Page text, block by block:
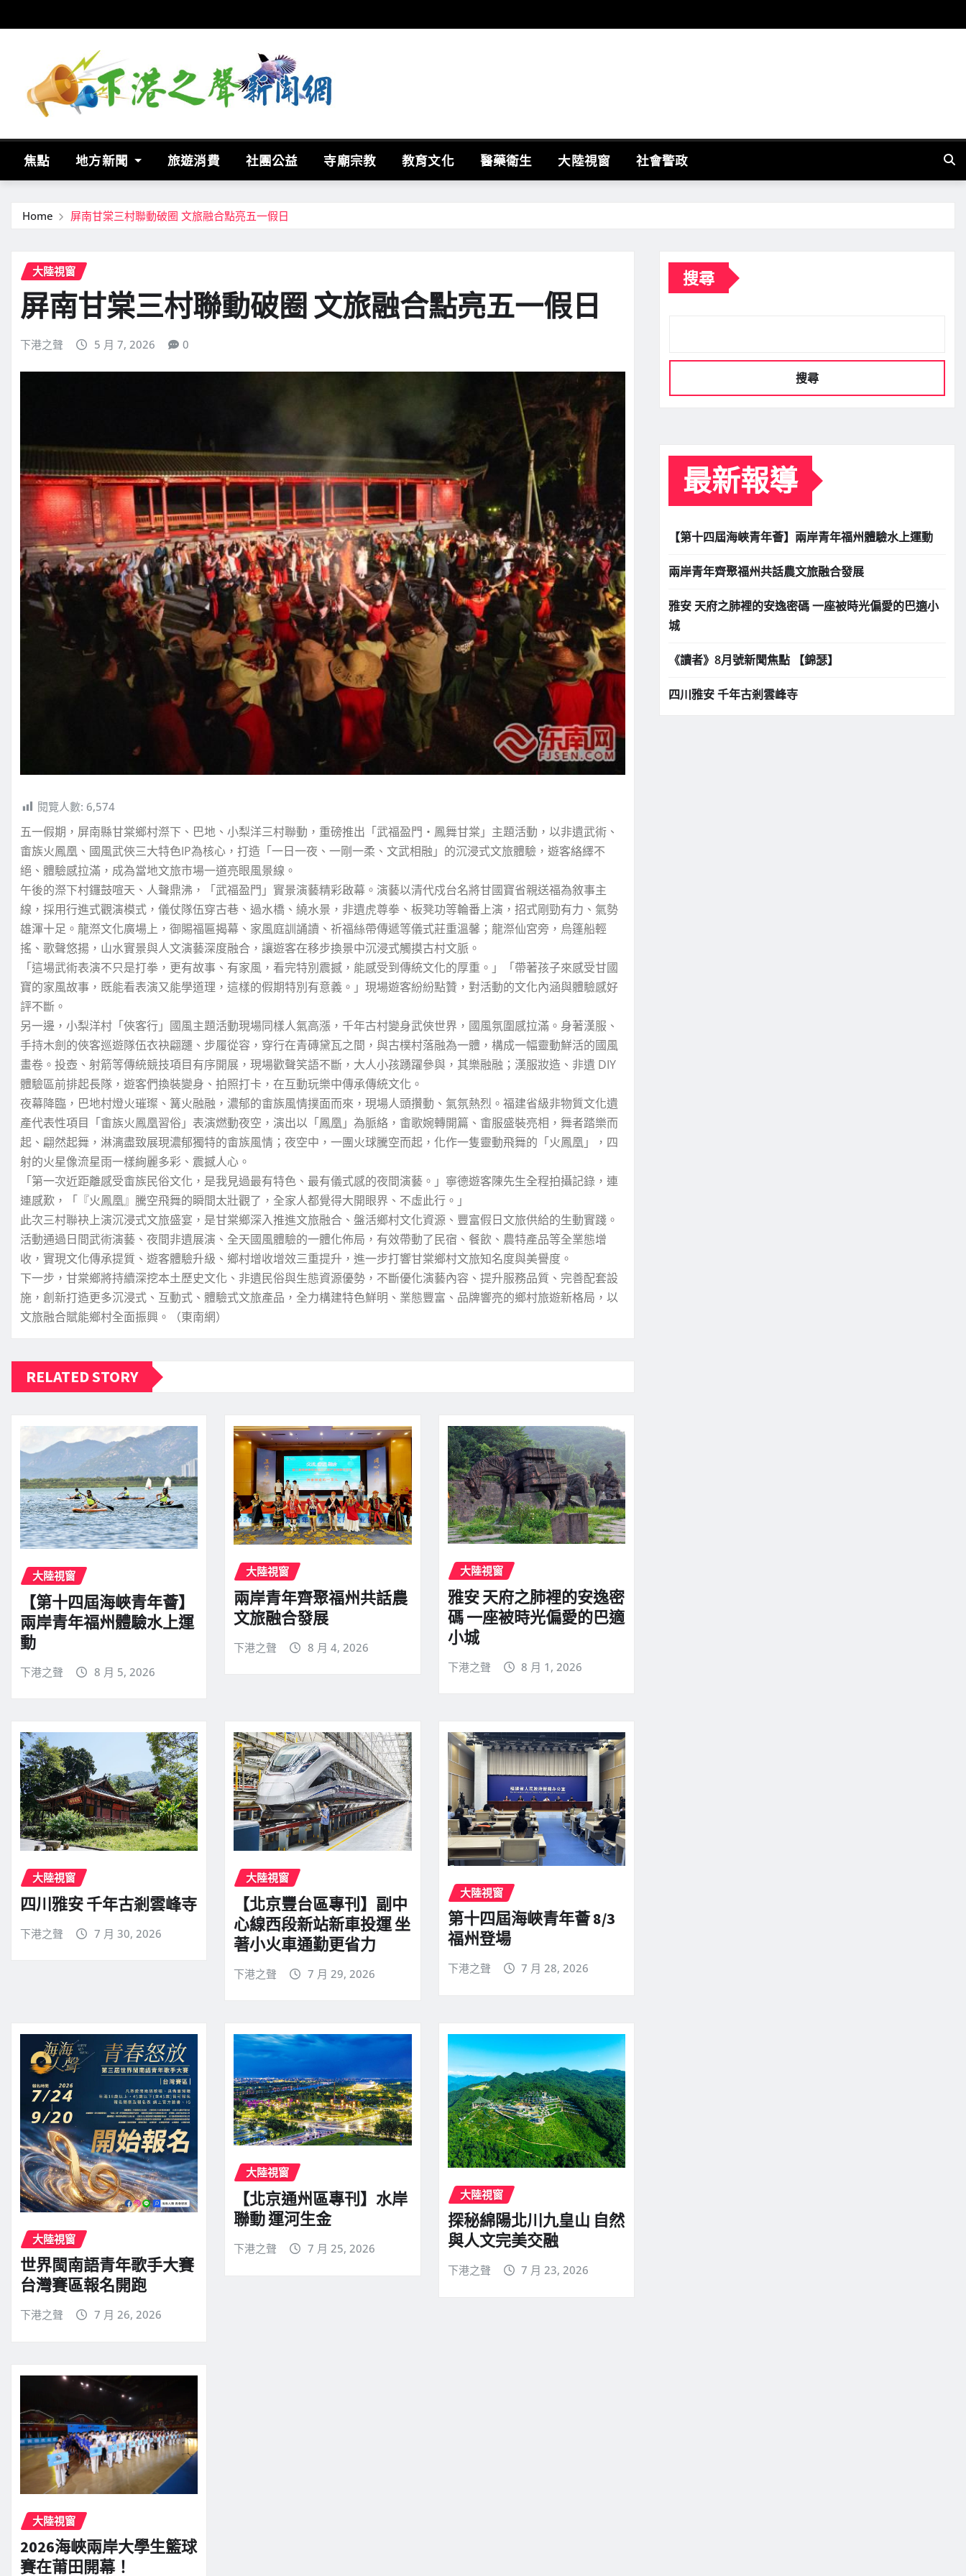
to
焦點 地方新聞 旅遊消費 社團公益 寺廟宗教 教育文化 醫藥衛生 大陸視窗 社會警政
Home 屏南甘棠三村聯動破圈 文旅融合點亮五一假日
大陸視窗
屏南甘棠三村聯動破圈 文旅融合點亮五一假日
下港之聲 5 月 7, 2026 0
閱覽人數: 6,574
五一假期，屏南縣甘棠鄉村漈下、巴地、小梨洋三村聯動，重磅推出「武福盈門・鳳舞甘棠」主題活動，以非遺武術、
畬族火鳳凰、國風武俠三大特色IP為核心，打造「一日一夜、一剛一柔、文武相融」的沉浸式文旅體驗，遊客絡繹不
絕、體驗感拉滿，成為當地文旅市場一道亮眼風景線。
午後的漈下村鑼鼓喧天、人聲鼎沸，「武福盈門」實景演藝精彩啟幕。演藝以清代戍台名將甘國寶省親送福為敘事主
線，採用行進式觀演模式，儀仗隊伍穿古巷、過水橋、繞水景，非遺虎尊拳、板凳功等輪番上演，招式剛勁有力、氣勢
雄渾十足。龍漈文化廣場上，御賜福匾揭幕、家風庭訓誦讀、祈福絲帶傳遞等儀式莊重溫馨；龍漈仙宮旁，烏篷船輕
搖、歌聲悠揚，山水實景與人文演藝深度融合，讓遊客在移步換景中沉浸式觸摸古村文脈。
「這場武術表演不只是打拳，更有故事、有家風，看完特別震撼，能感受到傳統文化的厚重。」「帶著孩子來感受甘國
寶的家風故事，既能看表演又能學道理，這樣的假期特別有意義。」現場遊客紛紛點贊，對活動的文化內涵與體驗感好
評不斷。
另一邊，小梨洋村「俠客行」國風主題活動現場同樣人氣高漲，千年古村變身武俠世界，國風氛圍感拉滿。身著漢服、
手持木劍的俠客巡遊隊伍衣袂翩躚、步履從容，穿行在青磚黛瓦之間，與古樸村落融為一體，構成一幅靈動鮮活的國風
畫卷。投壺、射箭等傳統競技項目有序開展，現場歡聲笑語不斷，大人小孩踴躍參與，其樂融融；漢服妝造、非遺 DIY
體驗區前排起長隊，遊客們換裝變身、拍照打卡，在互動玩樂中傳承傳統文化。
夜幕降臨，巴地村燈火璀璨、篝火融融，濃郁的畬族風情撲面而來，現場人頭攢動、氣氛熱烈。福建省級非物質文化遺
產代表性項目「畬族火鳳凰習俗」表演燃動夜空，演出以「鳳凰」為脈絡，畬歌婉轉開篇、畬服盛裝亮相，舞者踏樂而
起、翩然起舞，淋漓盡致展現濃郁獨特的畬族風情；夜空中，一團火球騰空而起，化作一隻靈動飛舞的「火鳳凰」，四
射的火星像流星雨一樣絢麗多彩、震撼人心。
「第一次近距離感受畬族民俗文化，是我見過最有特色、最有儀式感的夜間演藝。」寧德遊客陳先生全程拍攝記錄，連
連感歎，「『火鳳凰』騰空飛舞的瞬間太壯觀了，全家人都覺得大開眼界、不虛此行。」
此次三村聯袂上演沉浸式文旅盛宴，是甘棠鄉深入推進文旅融合、盤活鄉村文化資源、豐富假日文旅供給的生動實踐。
活動通過日間武術演藝、夜間非遺展演、全天國風體驗的一體化佈局，有效帶動了民宿、餐飲、農特產品等全業態增
收，實現文化傳承提質、遊客體驗升級、鄉村增收增效三重提升，進一步打響甘棠鄉村文旅知名度與美譽度。
下一步，甘棠鄉將持續深挖本土歷史文化、非遺民俗與生態資源優勢，不斷優化演藝內容、提升服務品質、完善配套設
施，創新打造更多沉浸式、互動式、體驗式文旅產品，全力構建特色鮮明、業態豐富、品牌響亮的鄉村旅遊新格局，以
文旅融合賦能鄉村全面振興。（東南網）
RELATED STORY
大陸視窗
【第十四屆海峽青年薈】
兩岸青年福州體驗水上運
動
下港之聲 8 月 5, 2026
大陸視窗
兩岸青年齊聚福州共話農
文旅融合發展
下港之聲 8 月 4, 2026
大陸視窗
雅安 天府之肺裡的安逸密
碼 一座被時光偏愛的巴適
小城
下港之聲 8 月 1, 2026
大陸視窗
四川雅安 千年古剎雲峰寺
下港之聲 7 月 30, 2026
大陸視窗
【北京豐台區專刊】副中
心線西段新站新車投運 坐
著小火車通勤更省力
下港之聲 7 月 29, 2026
大陸視窗
第十四屆海峽青年薈 8/3
福州登場
下港之聲 7 月 28, 2026
大陸視窗
世界閩南語青年歌手大賽
台灣賽區報名開跑
下港之聲 7 月 26, 2026
大陸視窗
【北京通州區專刊】水岸
聯動 運河生金
下港之聲 7 月 25, 2026
大陸視窗
探秘綿陽北川九皇山 自然
與人文完美交融
下港之聲 7 月 23, 2026
大陸視窗
2026海峽兩岸大學生籃球
賽在莆田開幕！
搜尋
搜尋
最新報導
【第十四屆海峽青年薈】兩岸青年福州體驗水上運動
兩岸青年齊聚福州共話農文旅融合發展
雅安 天府之肺裡的安逸密碼 一座被時光偏愛的巴適小
城
《讀者》8月號新聞焦點 【錦瑟】
四川雅安 千年古剎雲峰寺